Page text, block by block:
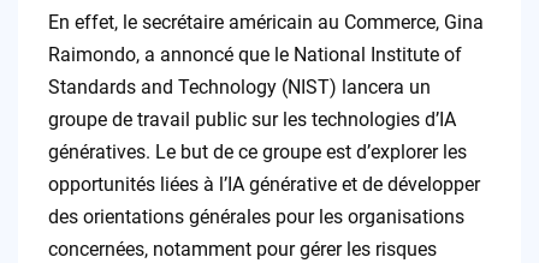
En effet, le secrétaire américain au Commerce, Gina
Raimondo, a annoncé que le National Institute of
Standards and Technology (NIST) lancera un
groupe de travail public sur les technologies d’IA
génératives. Le but de ce groupe est d’explorer les
opportunités liées à l’IA générative et de développer
des orientations générales pour les organisations
concernées, notamment pour gérer les risques